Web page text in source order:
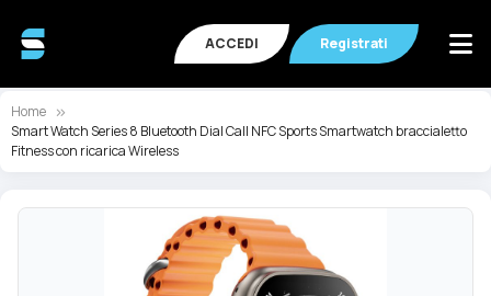
ACCEDI Registrati
Home
Smart Watch Series 8 Bluetooth Dial Call NFC Sports Smartwatch braccialetto
Fitness con ricarica Wireless
Vai
Vai